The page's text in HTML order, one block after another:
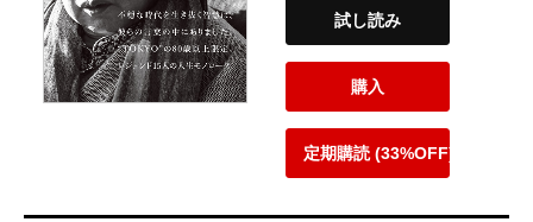
試し読み
購入
定期購読 (33%OFF)